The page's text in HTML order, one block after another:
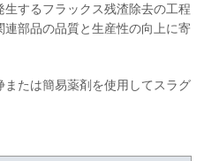
するフラックス残渣除去の工程
部品の品質と生産性の向上に寄
たは簡易薬剤を使用してスラグ